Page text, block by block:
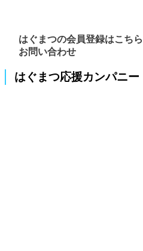
はぐまつの会員登録はこちら
お問い合わせ
はぐまつ応援カンパニー